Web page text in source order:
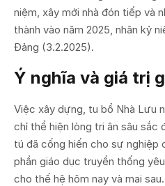
niệm, xây mới nhà đón tiếp và
thành vào năm 2025, nhân kỷ
Đảng (3.2.2025).
Ý nghĩa và giá trị
Việc xây dựng, tu bổ Nhà Lưu
chỉ thể hiện lòng tri ân sâu sắc
tú đã cống hiến cho sự nghiệp
phần giáo dục truyền thống
cho thế hệ hôm nay và mai